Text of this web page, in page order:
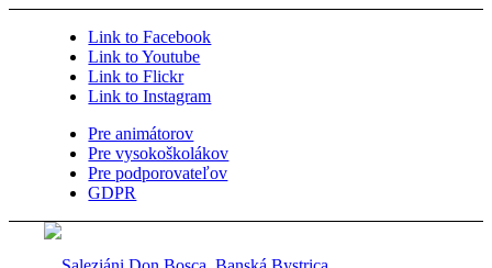
Link to Facebook
Link to Youtube
Link to Flickr
Link to Instagram
Pre animátorov
Pre vysokoškolákov
Pre podporovateľov
GDPR